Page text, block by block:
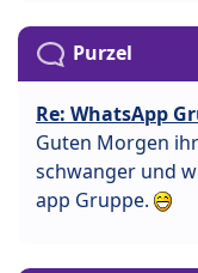
Purzel
Re: WhatsApp
Guten Morgen
schwanger und
app Gruppe.